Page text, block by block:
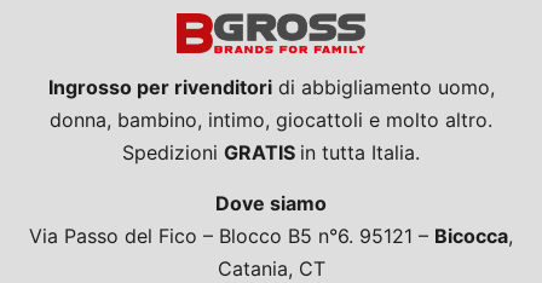
Ingrosso per rivenditoridi abbigliamento uomo,
donna, bambino, intimo, giocattoli e molto altro.
Spedizioni GRATIS in tutta Italia.
Dove siamo
Via Passo del Fico – Blocco B5 n°6. 95121 – Bicocca,
Catania, CT